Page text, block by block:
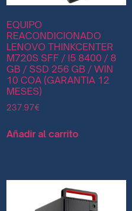
EQUIPO
REACONDICIONADO
LENOVO THINKCENTER
M720S SFF / I5 8400 / 8
GB / SSD 256 GB / WIN
10 COA (GARANTIA 12
MESES)
237.97€
Añadir al carrito